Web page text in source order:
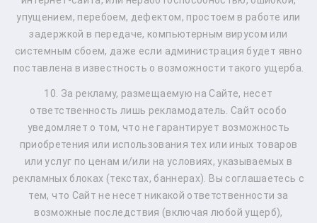
упущением, перебоем, дефектом, простоем в работе или
задержкой в передаче, компьютерным вирусом или
системным сбоем, даже если администрация будет явно
поставлена в известность о возможности такого ущерба.
10. За рекламу, размещаемую на Сайте, несет
ответственность лишь рекламодатель. Сайт особо
уведомляет о том, что не гарантирует возможность
приобретения или использования тех или иных товаров
или услуг по ценам и/или на условиях, указываемых в
рекламных блоках (текстах, баннерах). Вы соглашаетесь с
тем, что Сайт не несет никакой ответственности за
возможные последствия (включая любой ущерб),